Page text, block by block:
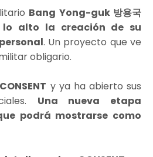
Bang Yong-guk 방용국
alto la creación de su
. Un proyecto que ve
obligario.
CONSENT y ya ha abierto sus
Una nueva etapa
podrá mostrarse como